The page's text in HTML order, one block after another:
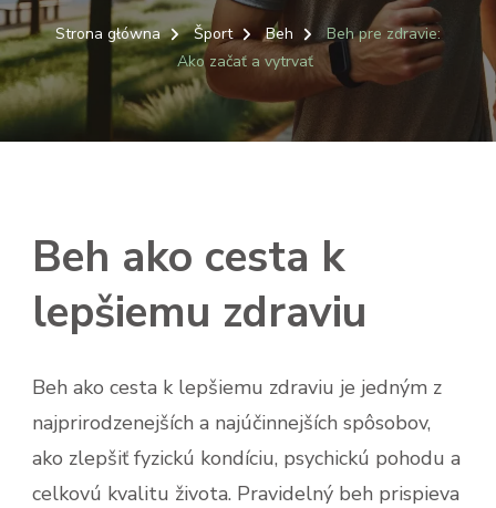
Strona główna Šport Beh
Beh pre zdravie:
Ako začať a vytrvať
Beh ako cesta k
lepšiemu zdraviu
Beh ako cesta k lepšiemu zdraviu je jedným z
najprirodzenejších a najúčinnejších spôsobov,
ako zlepšiť fyzickú kondíciu, psychickú pohodu a
celkovú kvalitu života. Pravidelný beh prispieva